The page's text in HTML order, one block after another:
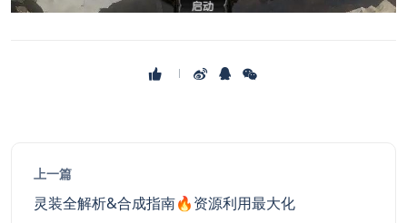
上一篇
灵装全解析&合成指南🔥资源利用最大化